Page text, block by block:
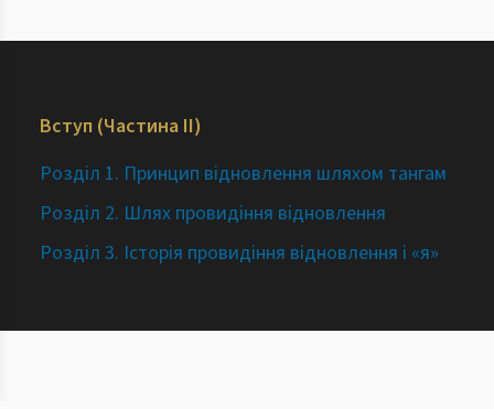
Вступ (Частина ІІ)
Розділ 1. Принцип відновлення шляхом тангам
Розділ 2. Шлях провидіння відновлення
Розділ 3. Історія провидіння відновлення і «я»